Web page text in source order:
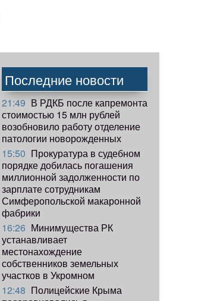
Последние новости
21:49 В РДКБ после капремонта
стоимостью 15 млн рублей
возобновило работу отделение
патологии новорожденных
15:50 Прокуратура в судебном
порядке добилась погашения
миллионной задолженности по
зарплате сотрудникам
Симферопольской макаронной
фабрики
16:26 Минимущества РК
устанавливает
местонахождение
собственников земельных
участков в Укромном
12:48 Полицейские Крыма